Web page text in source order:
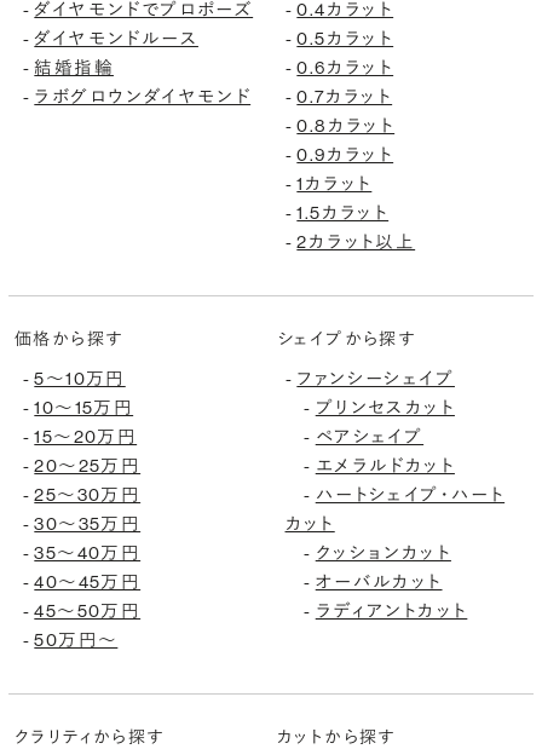
-ダイヤモンドでプロポーズ
-ダイヤモンドルース
-結婚指輪
- ラボグロウンダイヤモンド
-0.4カラット
-0.5カラット
-0.6カラット
-0.7カラット
-0.8カラット
-0.9カラット
-1カラット
-1.5カラット
-2カラット以上
価格から探す
-5〜10万円
-10〜15万円
-15〜20万円
-20〜25万円
-25〜30万円
-30〜35万円
-35〜40万円
-40〜45万円
-45〜50万円
-50万円〜
シェイプから探す
- ファンシーシェイプ
- プリンセスカット
- ペアシェイプ
- エメラルドカット
- ハートシェイプ・ハート
カット
- クッションカット
- オーバルカット
- ラディアントカット
クラリティから探す
カットから探す